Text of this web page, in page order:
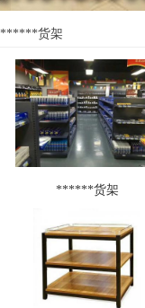
******货架
******货架